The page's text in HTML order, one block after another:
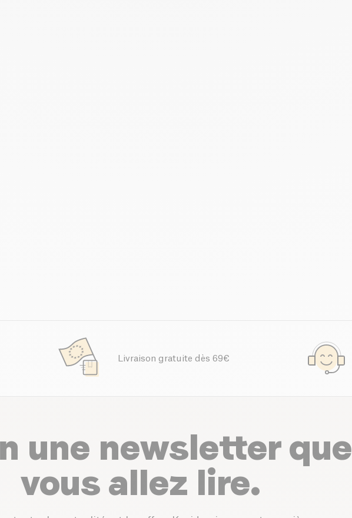
Livraison gratuite dès 69€
une newsletter que
vous allez lire.